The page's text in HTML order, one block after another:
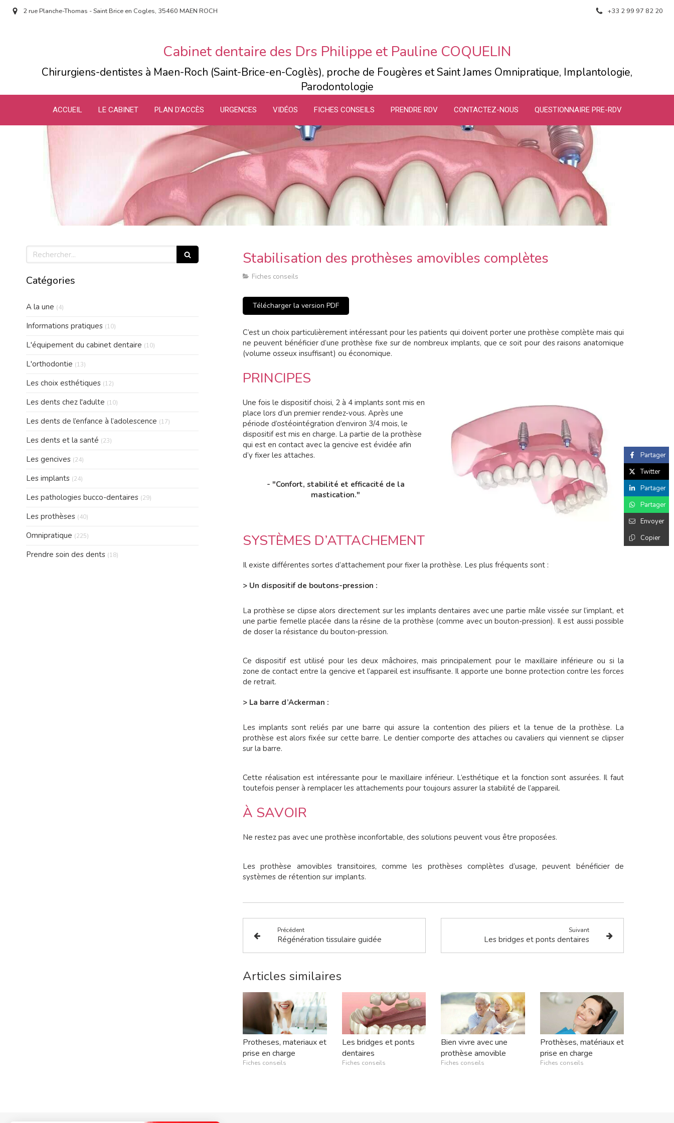
2 rue Planche-Thomas - Saint Brice en Cogles, 35460 MAEN ROCH +33 2 99 97 82 20
ACCUEIL LE CABINET PLAN D'ACCÈS URGENCES VIDÉOS FICHES CONSEILS PRENDRE RDV CONTACTEZ-NOUS QUESTIONNAIRE PRE-RDV
Cabinet dentaire des Drs Philippe et Pauline COQUELIN
Chirurgiens-dentistes à Maen-Roch (Saint-Brice-en-Coglès), proche de Fougères et Saint James Omnipratique, Implantologie,
Parodontologie
Stabilisation des prothèses amovibles complètes
Fiches conseils
Télécharger la version PDF
C’est un choix particulièrement intéressant pour les patients qui doivent porter une prothèse complète mais qui
ne peuvent bénéficier d’une prothèse fixe sur de nombreux implants, que ce soit pour des raisons anatomique
(volume osseux insuffisant) ou économique.
PRINCIPES
Une fois le dispositif choisi, 2 à 4 implants sont mis en
place lors d’un premier rendez-vous. Après une
période d’ostéointégration d’environ 3/4 mois, le
dispositif est mis en charge. La partie de la prothèse
qui est en contact avec la gencive est évidée afin
d’y fixer les attaches.
- "Confort, stabilité et efficacité de la
mastication."
SYSTÈMES D’ATTACHEMENT
Il existe différentes sortes d’attachement pour fixer la prothèse. Les plus fréquents sont :
> Un dispositif de boutons-pression :
La prothèse se clipse alors directement sur les implants dentaires avec une partie mâle vissée sur l’implant, et
une partie femelle placée dans la résine de la prothèse (comme avec un bouton-pression). Il est aussi possible
de doser la résistance du bouton-pression.
Ce dispositif est utilisé pour les deux mâchoires, mais principalement pour le maxillaire inférieure ou si la
zone de contact entre la gencive et l’appareil est insuffisante. Il apporte une bonne protection contre les forces
de retrait.
> La barre d’Ackerman :
Les implants sont reliés par une barre qui assure la contention des piliers et la tenue de la prothèse. La
prothèse est alors fixée sur cette barre. Le dentier comporte des attaches ou cavaliers qui viennent se clipser
sur la barre.
Cette réalisation est intéressante pour le maxillaire inférieur. L’esthétique et la fonction sont assurées. Il faut
toutefois penser à remplacer les attachements pour toujours assurer la stabilité de l’appareil.
À SAVOIR
Ne restez pas avec une prothèse inconfortable, des solutions peuvent vous être proposées.
Les prothèse amovibles transitoires, comme les prothèses complètes d’usage, peuvent bénéficier de
systèmes de rétention sur implants.
Précédent
Régénération tissulaire guidée
Suivant
Les bridges et ponts dentaires
Articles similaires
Protheses, materiaux et
prise en charge
Fiches conseils
Les bridges et ponts
dentaires
Fiches conseils
Bien vivre avec une
prothèse amovible
Fiches conseils
Prothèses, matériaux et
prise en charge
Fiches conseils
Partager
Twitter
Partager
Partager
Envoyer
Copier
Rechercher
Catégories
A la une (4)
Informations pratiques (10)
L'équipement du cabinet dentaire (10)
L'orthodontie (13)
Les choix esthétiques (12)
Les dents chez l'adulte (10)
Les dents de l’enfance à l’adolescence (17)
Les dents et la santé (23)
Les gencives (24)
Les implants (24)
Les pathologies bucco-dentaires (29)
Les prothèses (40)
Omnipratique (225)
Prendre soin des dents (18)